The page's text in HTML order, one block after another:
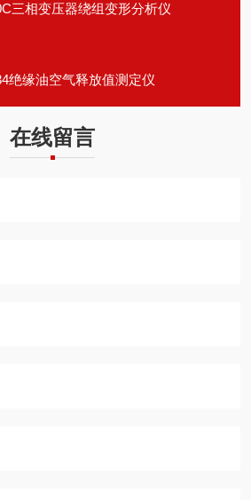
三相变压器绕组变形分析仪
绝缘油空气释放值测定仪
在线留言